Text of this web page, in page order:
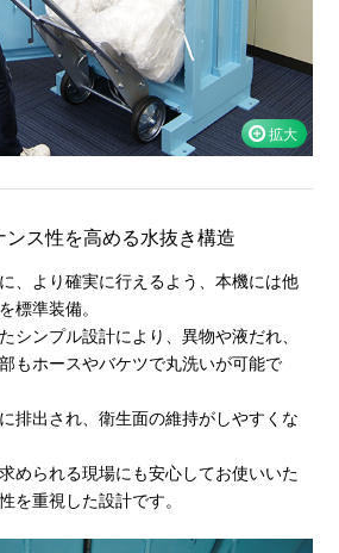
ンス性を高める水抜き構造
、より確実に行えるよう、本機には他
標準装備。
シンプル設計により、異物や液だれ、
もホースやバケツで丸洗いが可能で
排出され、衛生面の維持がしやすくな
められる現場にも安心してお使いいた
を重視した設計です。